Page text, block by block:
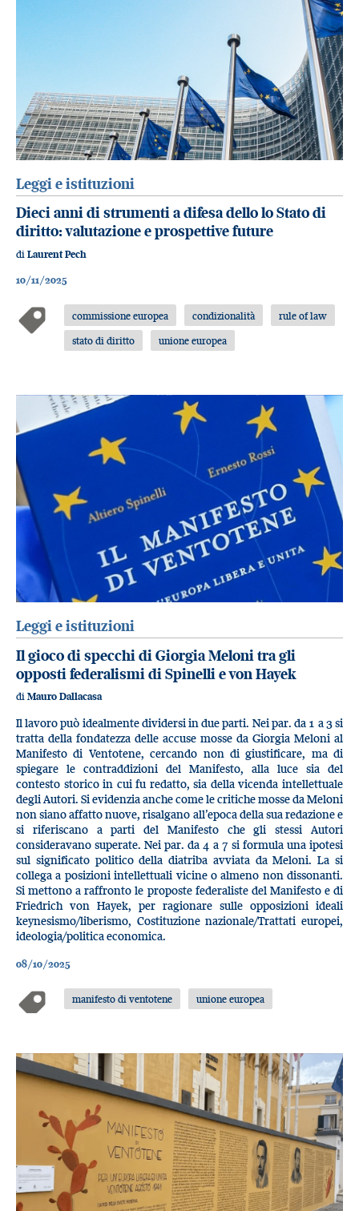
Leggi e istituzioni
Dieci anni di strumenti a difesa dello lo Stato di
diritto: valutazione e prospettive future
di Laurent Pech
10/11/2025
commissione europea condizionalità
rule of law
stato di diritto
unione europea
Leggi e istituzioni
Il gioco di specchi di Giorgia Meloni tra gli
opposti federalismi di Spinelli e von Hayek
di Mauro Dallacasa
Il lavoro può idealmente dividersi in due parti. Nei par. da 1 a 3 si
tratta della fondatezza delle accuse mosse da Giorgia Meloni al
Manifesto di Ventotene, cercando non di giustificare, ma di
spiegare le contraddizioni del Manifesto, alla luce sia del
contesto storico in cui fu redatto, sia della vicenda intellettuale
degli Autori. Si evidenzia anche come le critiche mosse da Meloni
non siano affatto nuove, risalgano all’epoca della sua redazione e
si riferiscano a parti del Manifesto che gli stessi Autori
consideravano superate. Nei par. da 4 a 7 si formula una ipotesi
sul significato politico della diatriba avviata da Meloni. La si
collega a posizioni intellettuali vicine o almeno non dissonanti.
Si mettono a raffronto le proposte federaliste del Manifesto e di
Friedrich von Hayek, per ragionare sulle opposizioni ideali
keynesismo/liberismo, Costituzione nazionale/Trattati europei,
ideologia/politica economica.
08/10/2025
manifesto di ventotene unione europea